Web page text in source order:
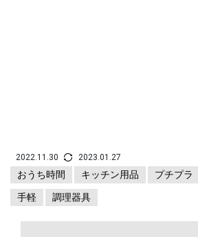
2022.11.30 2023.01.27
おうち時間 キッチン用品 プチプラ
手軽 調理器具